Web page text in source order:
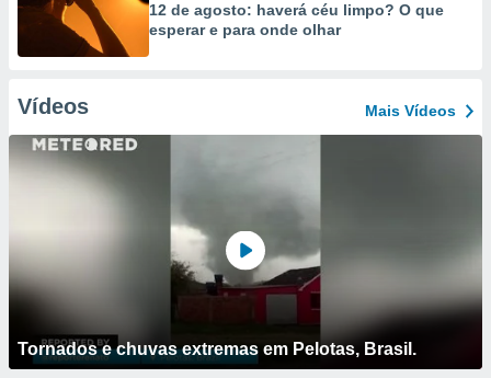
12 de agosto: haverá céu limpo? O que
esperar e para onde olhar
Vídeos Mais Vídeos
Tornados e chuvas extremas em Pelotas, Brasil.